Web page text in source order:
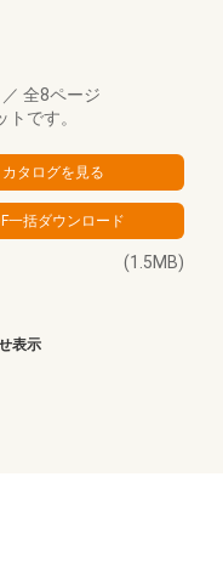
／ 全8ページ
です。
(1.5MB)
表示